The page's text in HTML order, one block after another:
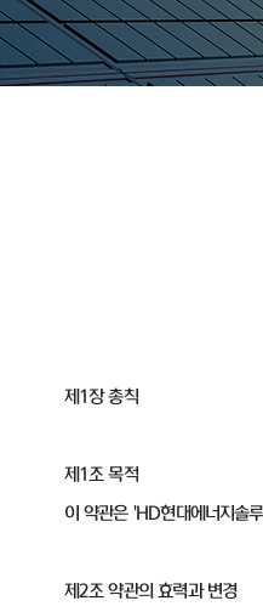
제1장 총칙
제1조 목적
이 약관은 'HD현대에너지솔
제2조 약관의 효력과 변경